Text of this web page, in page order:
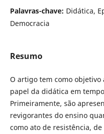
Palavras-chave: Didática,
Democracia
Resumo
O artigo tem como
papel da didática em
Primeiramente, são
revigorantes do ensino
como ato de resistência,